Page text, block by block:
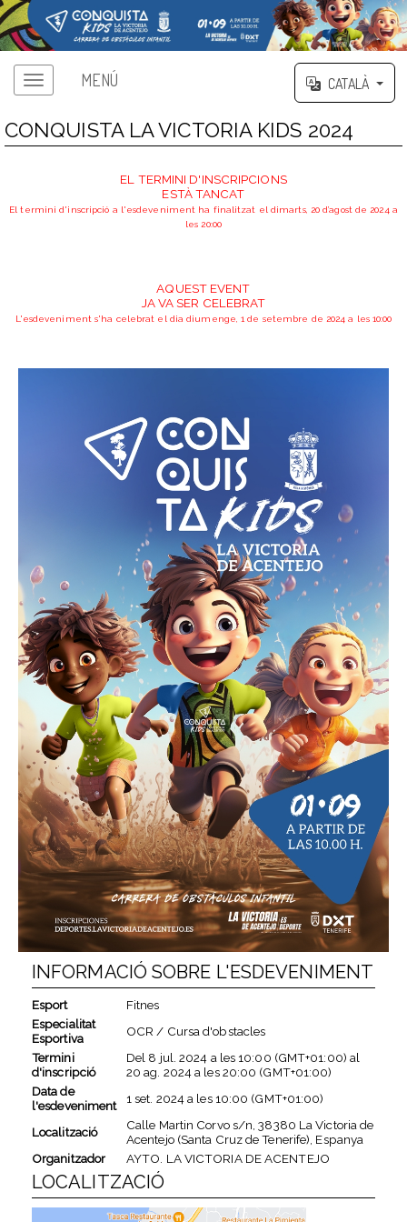
MENÚ CATALÀ
CONQUISTA LA VICTORIA KIDS 2024
EL TERMINI D'INSCRIPCIONS
ESTÀ TANCAT
El termini d'inscripció a l'esdeveniment ha finalitzat el dimarts, 20 d’agost de 2024 a
les 20:00
AQUEST EVENT
JA VA SER CELEBRAT
L'esdeveniment s'ha celebrat el dia diumenge, 1 de setembre de 2024 a les 10:00
INFORMACIÓ SOBRE L'ESDEVENIMENT
Esport
Fitnes
Especialitat
Esportiva
OCR / Cursa d'obstacles
Termini
d'inscripció
Del 8 jul. 2024 a les10:00 (GMT+01:00) al
20 ag. 2024a les20:00 (GMT+01:00)
Data de
l'esdeveniment
1 set. 2024a les10:00 (GMT+01:00)
Localització
Calle Martin Corvo s/n, 38380 La Victoria de
Acentejo (Santa Cruz de Tenerife), Espanya
Organitzador
AYTO. LA VICTORIA DE ACENTEJO
LOCALITZACIÓ